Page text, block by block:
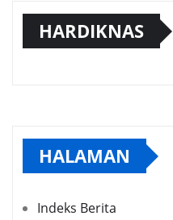
HARDIKNAS
HALAMAN
Indeks Berita